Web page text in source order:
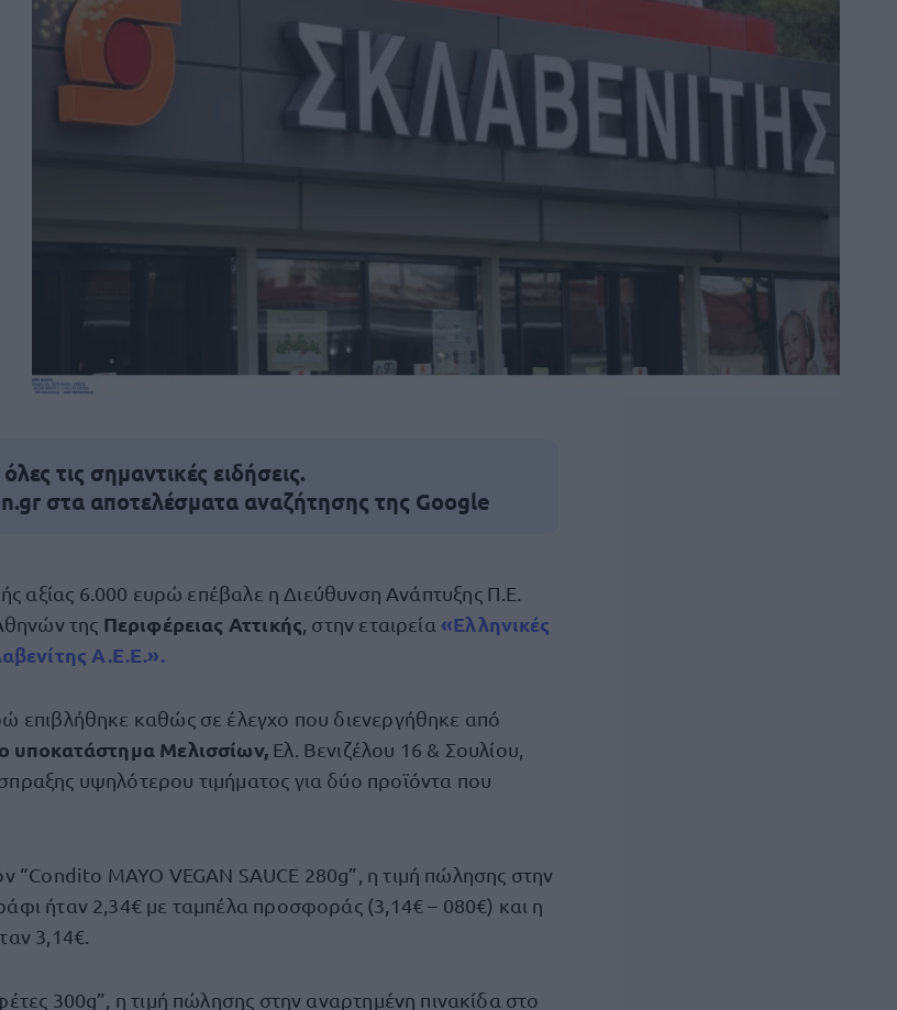
τις σημαντικές ειδήσεις.
στα αποτελέσματα αναζήτησης της Google
αξίας 6.000 ευρώ επέβαλε η Διεύθυνση Ανάπτυξης Π.Ε.
της Περιφέρειας Αττικής, στην εταιρεία «Ελληνικές
Α.Ε.Ε.».
επιβλήθηκε καθώς σε έλεγχο που διενεργήθηκε από
υποκατάστημα Μελισσίων, Ελ. Βενιζέλου 16 & Σουλίου,
υψηλότερου τιμήματος για δύο προϊόντα που
“Condito MAYO VEGAN SAUCE 280g”, η τιμή πώλησης στην
ήταν 2,34€ με ταμπέλα προσφοράς (3,14€ – 080€) και η
3,14€.
300g”, η τιμή πώλησης στην αναρτημένη πινακίδα στο